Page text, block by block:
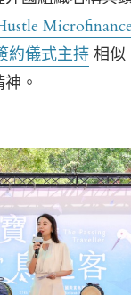
約儀式主持 相似
。